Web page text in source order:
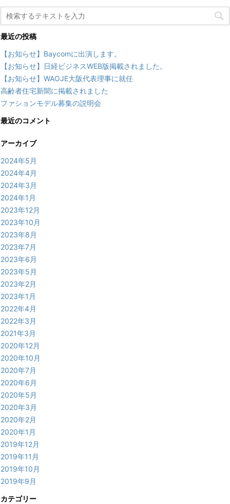
最近の投稿
【お知らせ】Baycomに出演します。
【お知らせ】日経ビジネスWEB版掲載されました。
【お知らせ】WAOJE大阪代表理事に就任
高齢者住宅新聞に掲載されました
ファションモデル募集の説明会
最近のコメント
アーカイブ
2024年5月
2024年4月
2024年3月
2024年1月
2023年12月
2023年10月
2023年8月
2023年7月
2023年6月
2023年5月
2023年2月
2023年1月
2022年4月
2022年3月
2021年3月
2020年12月
2020年10月
2020年7月
2020年6月
2020年5月
2020年3月
2020年2月
2020年1月
2019年12月
2019年11月
2019年10月
2019年9月
カテゴリー